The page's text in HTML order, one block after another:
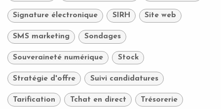
Signature électronique SIRH Site web
SMS marketing Sondages
Souveraineté numérique Stock
Stratégie d'offre Suivi candidatures
Tarification Tchat en direct Trésorerie